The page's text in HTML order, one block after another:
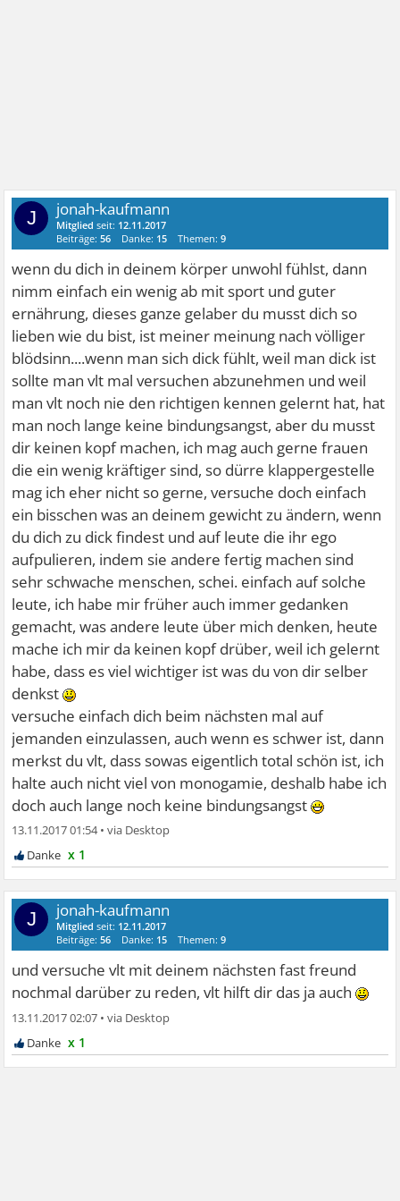
J jonah-kaufmann
Mitglied seit: 12.11.2017
Beiträge:56 Danke: 15 Themen:9
wenn du dich in deinem körper unwohl fühlst, dann
nimm einfach ein wenig ab mit sport und guter
ernährung, dieses ganze gelaber du musst dich so
lieben wie du bist, ist meiner meinung nach völliger
blödsinn....wenn man sich dick fühlt, weil man dick ist
sollte man vlt mal versuchen abzunehmen und weil
man vlt noch nie den richtigen kennen gelernt hat, hat
man noch lange keine bindungsangst, aber du musst
dir keinen kopf machen, ich mag auch gerne frauen
die ein wenig kräftiger sind, so dürre klappergestelle
mag ich eher nicht so gerne, versuche doch einfach
ein bisschen was an deinem gewicht zu ändern, wenn
du dich zu dick findest und auf leute die ihr ego
aufpulieren, indem sie andere fertig machen sind
sehr schwache menschen, schei. einfach auf solche
leute, ich habe mir früher auch immer gedanken
gemacht, was andere leute über mich denken, heute
mache ich mir da keinen kopf drüber, weil ich gelernt
habe, dass es viel wichtiger ist was du von dir selber
denkst
versuche einfach dich beim nächsten mal auf
jemanden einzulassen, auch wenn es schwer ist, dann
merkst du vlt, dass sowas eigentlich total schön ist, ich
halte auch nicht viel von monogamie, deshalb habe ich
doch auch lange noch keine bindungsangst
13.11.2017 01:54•
x 1
J jonah-kaufmann
Mitglied seit: 12.11.2017
Beiträge:56 Danke: 15 Themen:9
und versuche vlt mit deinem nächsten fast freund
nochmal darüber zu reden, vlt hilft dir das ja auch
13.11.2017 02:07 •
x 1